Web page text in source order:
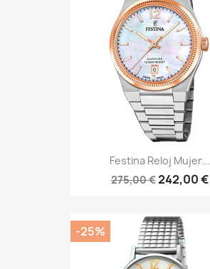
Festina Reloj Mujer...
275,00 €242,00 €
-25%